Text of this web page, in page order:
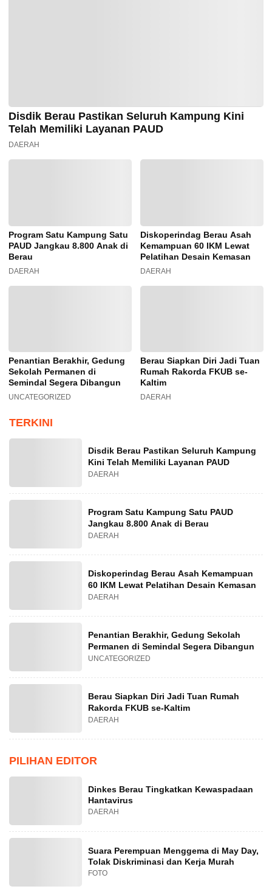
Disdik Berau Pastikan Seluruh Kampung Kini
Telah Memiliki Layanan PAUD
DAERAH
Program Satu Kampung Satu
PAUD Jangkau 8.800 Anak di
Berau
DAERAH
Diskoperindag Berau Asah
Kemampuan 60 IKM Lewat
Pelatihan Desain Kemasan
DAERAH
Penantian Berakhir, Gedung
Sekolah Permanen di
Semindal Segera Dibangun
UNCATEGORIZED
Berau Siapkan Diri Jadi Tuan
Rumah Rakorda FKUB se-
Kaltim
DAERAH
TERKINI
Disdik Berau Pastikan Seluruh Kampung
Kini Telah Memiliki Layanan PAUD
DAERAH
Program Satu Kampung Satu PAUD
Jangkau 8.800 Anak di Berau
DAERAH
Diskoperindag Berau Asah Kemampuan
60 IKM Lewat Pelatihan Desain Kemasan
DAERAH
Penantian Berakhir, Gedung Sekolah
Permanen di Semindal Segera Dibangun
UNCATEGORIZED
Berau Siapkan Diri Jadi Tuan Rumah
Rakorda FKUB se-Kaltim
DAERAH
PILIHAN EDITOR
Dinkes Berau Tingkatkan Kewaspadaan
Hantavirus
DAERAH
Suara Perempuan Menggema di May Day,
Tolak Diskriminasi dan Kerja Murah
FOTO